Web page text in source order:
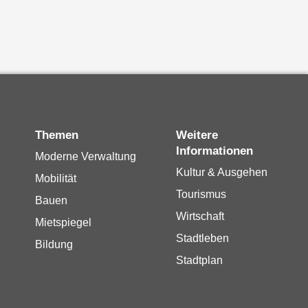
Themen
Moderne Verwaltung
Mobilität
Bauen
Mietspiegel
Bildung
Weitere
Informationen
Kultur & Ausgehen
Tourismus
Wirtschaft
Stadtleben
Stadtplan